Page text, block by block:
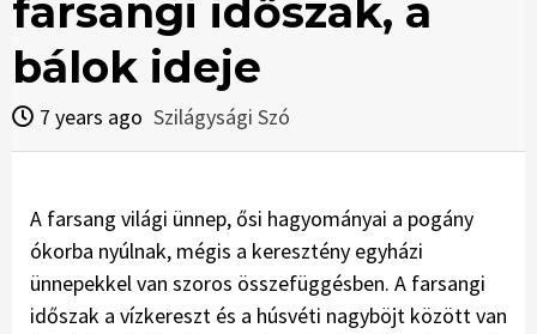
farsangi időszak, a
bálok ideje
7 years ago Szilágysági Szó
A farsang világi ünnep, ősi hagyományai a pogány
ókorba nyúlnak, mégis a keresztény egyházi
ünnepekkel van szoros összefüggésben. A farsangi
időszak a vízkereszt és a húsvéti nagyböjt között van